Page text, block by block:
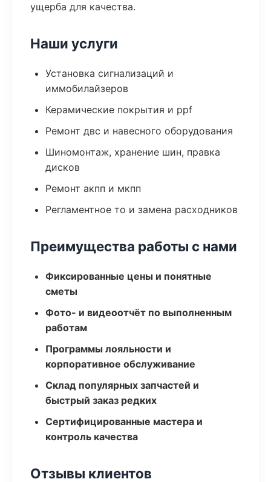
ущерба для качества.
Наши услуги
Установка сигнализаций и
иммобилайзеров
Керамические покрытия и ppf
Ремонт двс и навесного оборудования
Шиномонтаж, хранение шин, правка
дисков
Ремонт акпп и мкпп
Регламентное то и замена расходников
Преимущества работы с нами
Фиксированные цены и понятные
сметы
Фото- и видеоотчёт по выполненным
работам
Программы лояльности и
корпоративное обслуживание
Склад популярных запчастей и
быстрый заказ редких
Сертифицированные мастера и
контроль качества
Отзывы клиентов